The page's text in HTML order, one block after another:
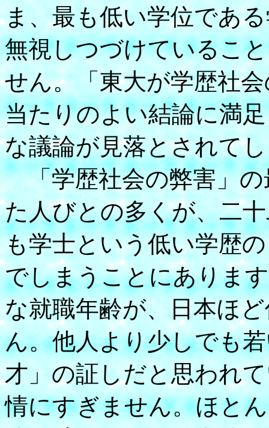
ま、最も低い学位であ
無視しつづけているこ
せん。「東大が学歴社
当たりのよい結論に満
な議論が見落とされて
「学歴社会の弊害」の
た人びとの多くが、二
も学士という低い学歴
でしまうことにありま
な就職年齢が、日本ほ
ん。他人より少しでも
才」の証しだと思われ
情にすぎません。ほと